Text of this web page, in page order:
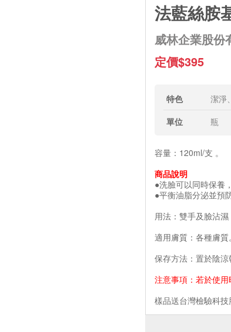
法藍絲胺
威林企業股份
定價$395
特色
潔淨
單位
瓶
容量：120ml/支 。
商品說明
●洗臉可以同時保養
●平衡油脂分泌並預
用法：雙手及臉沾
適用膚質：各種膚質。
保存方法：置於陰涼
注意事項：若於使用
樣品送台灣檢驗科